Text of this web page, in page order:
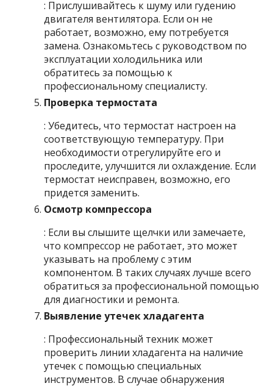
: Прислушивайтесь к шуму или гудению
двигателя вентилятора. Если он не
работает, возможно, ему потребуется
замена. Ознакомьтесь с руководством по
эксплуатации холодильника или
обратитесь за помощью к
профессиональному специалисту.
Проверка термостата
: Убедитесь, что термостат настроен на
соответствующую температуру. При
необходимости отрегулируйте его и
проследите, улучшится ли охлаждение. Если
термостат неисправен, возможно, его
придется заменить.
Осмотр компрессора
: Если вы слышите щелчки или замечаете,
что компрессор не работает, это может
указывать на проблему с этим
компонентом. В таких случаях лучше всего
обратиться за профессиональной помощью
для диагностики и ремонта.
Выявление утечек хладагента
: Профессиональный техник может
проверить линии хладагента на наличие
утечек с помощью специальных
инструментов. В случае обнаружения